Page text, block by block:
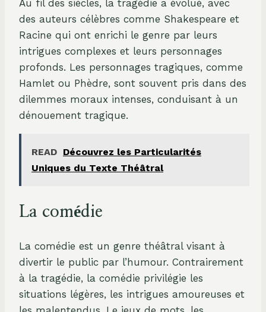
Au fil des siècles, la tragédie a évolué, avec
des auteurs célèbres comme Shakespeare et
Racine qui ont enrichi le genre par leurs
intrigues complexes et leurs personnages
profonds. Les personnages tragiques, comme
Hamlet ou Phèdre, sont souvent pris dans des
dilemmes moraux intenses, conduisant à un
dénouement tragique.
READ Découvrez les Particularités
Uniques du Texte Théâtral
La comédie
La comédie est un genre théâtral visant à
divertir le public par l’humour. Contrairement
à la tragédie, la comédie privilégie les
situations légères, les intrigues amoureuses et